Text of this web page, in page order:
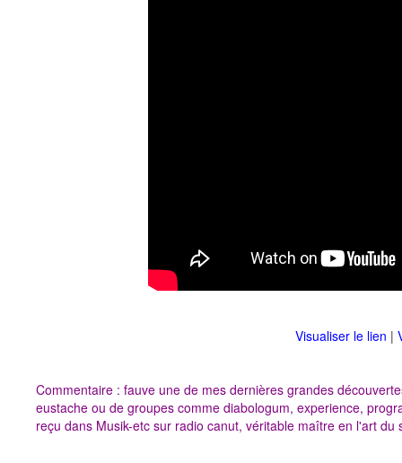
Visualiser le lien |
Commentaire : fauve une de mes dernières grandes
eustache ou de groupes comme diabologum, experience,
reçu dans Musik-etc sur radio canut, véritable maître en l'art du